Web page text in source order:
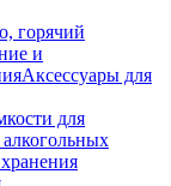
горячий
и
Аксессуары для
для